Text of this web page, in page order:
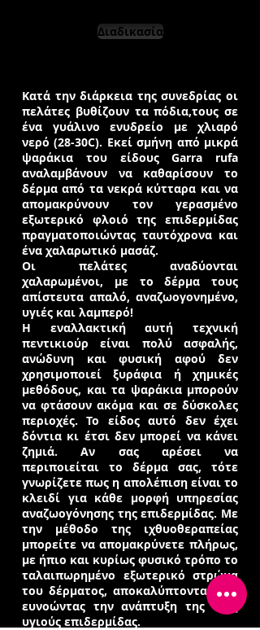
Διαδικασία
Κατά την διάρκεια της συνεδρίας οι
πελάτες βυθίζουν τα πόδια,τους σε
ένα γυάλινο ενυδρείο με χλιαρό
νερό (28-30C). Εκεί σμήνη από μικρά
ψαράκια του είδους Garra rufa
αναλαμβάνουν να καθαρίσουν το
δέρμα από τα νεκρά κύτταρα και να
απομακρύνουν τον γερασμένο
εξωτερικό φλοιό της επιδερμίδας
πραγματοποιώντας ταυτόχρονα και
ένα χαλαρωτικό μασάζ.
Οι πελάτες αναδύονται
χαλαρωμένοι, με το δέρμα τους
απίστευτα απαλό, αναζωογονημένο,
υγιές και λαμπερό!
Η εναλλακτική αυτή τεχνική
πεντικιούρ είναι πολύ ασφαλής,
ανώδυνη και φυσική αφού δεν
χρησιμοποιεί ξυράφια ή χημικές
μεθόδους, και τα ψαράκια μπορούν
να φτάσουν ακόμα και σε δύσκολες
περιοχές. Το είδος αυτό δεν έχει
δόντια κι έτσι δεν μπορεί να κάνει
ζημιά. Αν σας αρέσει να
περιποιείται το δέρμα σας, τότε
γνωρίζετε πως η απολέπιση είναι το
κλειδί για κάθε μορφή υπηρεσίας
αναζωογόνησης της επιδερμίδας. Με
την μέθοδο της ιχθυοθεραπείας
μπορείτε να απομακρύνετε πλήρως,
με ήπιο και κυρίως φυσικό τρόπο το
ταλαιπωρημένο εξωτερικό στρώμα
του δέρματος, αποκαλύπτοντας και
ευνοώντας την ανάπτυξη της νέας
υγιούς επιδερμίδας.